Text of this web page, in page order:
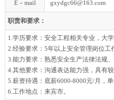
E－mail gxydgc66@163.com
职责和要求：
1.学历要求：安全工程相关专业，大
2.经验要求：5年以上安全管理岗位
3.能力要求：熟悉安全生产法律法规
4.其他要求：沟通表达能力强，具有
5.薪资待遇：底薪6000-8000元/月，
6.工作地点：来宾市。